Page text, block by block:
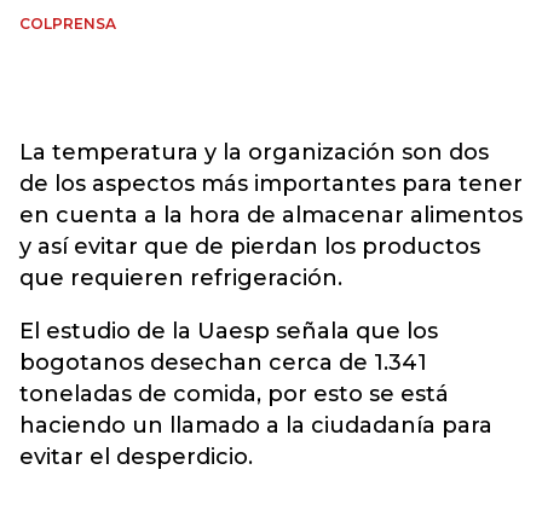
COLPRENSA
La temperatura y la organización son dos
de los aspectos más importantes para tener
en cuenta a la hora de almacenar alimentos
y así evitar que de pierdan los productos
que requieren refrigeración.
El estudio de la Uaesp señala que los
bogotanos desechan cerca de 1.341
toneladas de comida, por esto se está
haciendo un llamado a la ciudadanía para
evitar el desperdicio.